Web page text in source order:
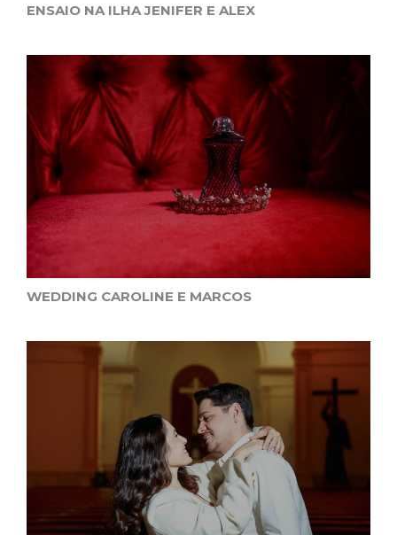
ENSAIO NA ILHA JENIFER E ALEX
WEDDING CAROLINE E MARCOS